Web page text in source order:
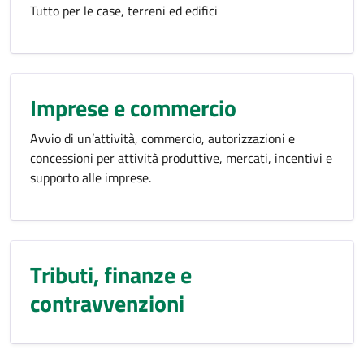
Tutto per le case, terreni ed edifici
Imprese e commercio
Avvio di un’attività, commercio, autorizzazioni e
concessioni per attività produttive, mercati, incentivi e
supporto alle imprese.
Tributi, finanze e
contravvenzioni